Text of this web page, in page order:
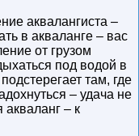
аквалангиста –
в акваланге – вас
от грузом
под водой в
там, где
– удача не
акваланг – к